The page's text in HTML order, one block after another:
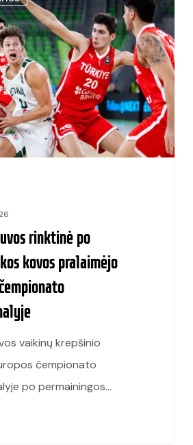
rinktinė po
kovos pralaimėjo
vaikinų krepšinio
čempionato
po permainingos…